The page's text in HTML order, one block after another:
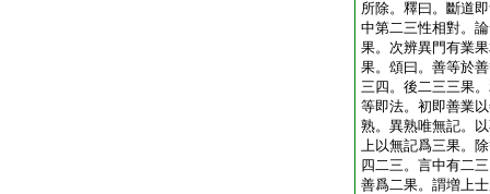
所除。釋曰。斷道
中第二三性相對。
果。次辨異門有業
果。頌曰。善等於
三四。後二三三果
等即法。初即善業
熟。異熟唯無記。
上以無記爲三果。
四二三。言中有二
善爲二果。謂増上